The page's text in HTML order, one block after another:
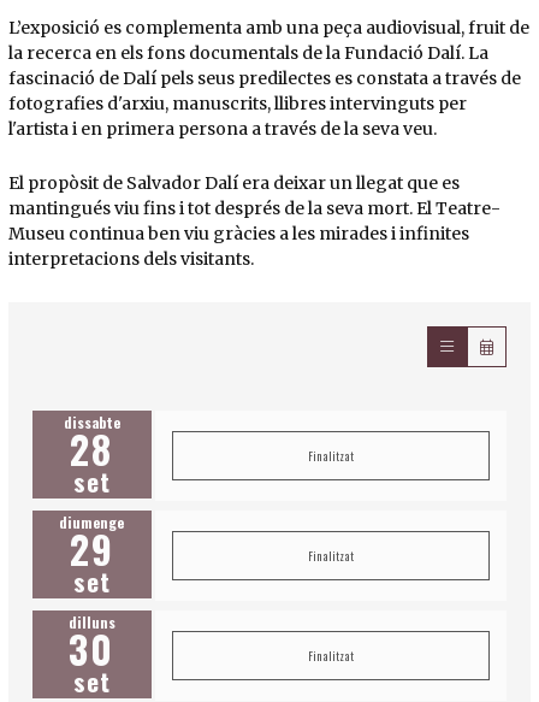
L’exposició es complementa amb una peça audiovisual, fruit de
la recerca en els fons documentals de la Fundació Dalí. La
fascinació de Dalí pels seus predilectes es constata a través de
fotografies d'arxiu, manuscrits, llibres intervinguts per
l'artista i en primera persona a través de la seva veu.
El propòsit de Salvador Dalí era deixar un llegat que es
mantingués viu fins i tot després de la seva mort. El Teatre-
Museu continua ben viu gràcies a les mirades i infinites
interpretacions dels visitants.
dissabte
28
set
Finalitzat
diumenge
29
set
Finalitzat
dilluns
30
set
Finalitzat